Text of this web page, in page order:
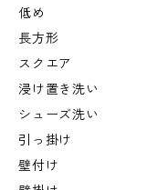
低め
長方形
スクエア
浸け置き洗い
シューズ洗い
引っ掛け
壁付け